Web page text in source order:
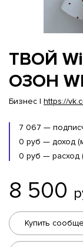
ТВОЙ
ОЗОН
Бизнес | https://
7 067 —
0 руб — доход
0 руб — расход
8 500
Купить